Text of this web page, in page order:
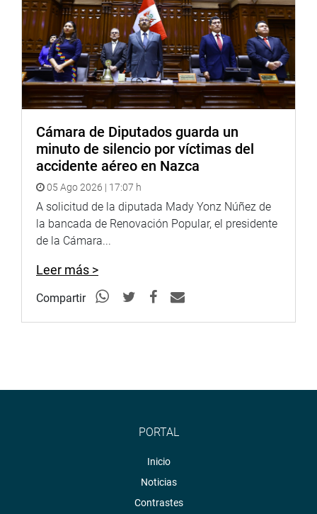
Cámara de Diputados guarda un
minuto de silencio por víctimas del
accidente aéreo en Nazca
05 Ago 2026 | 17:07 h
A solicitud de la diputada Mady Yonz Núñez de
la bancada de Renovación Popular, el presidente
de la Cámara...
Leer más >
Compartir
PORTAL
Inicio
Noticias
Contrastes